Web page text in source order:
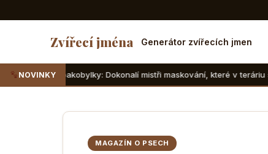
Zvířecí jména Generátor zvířecích jmen
NOVINKY
Dokonalí mistři maskování, které v teráriu sotva najdete
MAGAZÍN O PSECH